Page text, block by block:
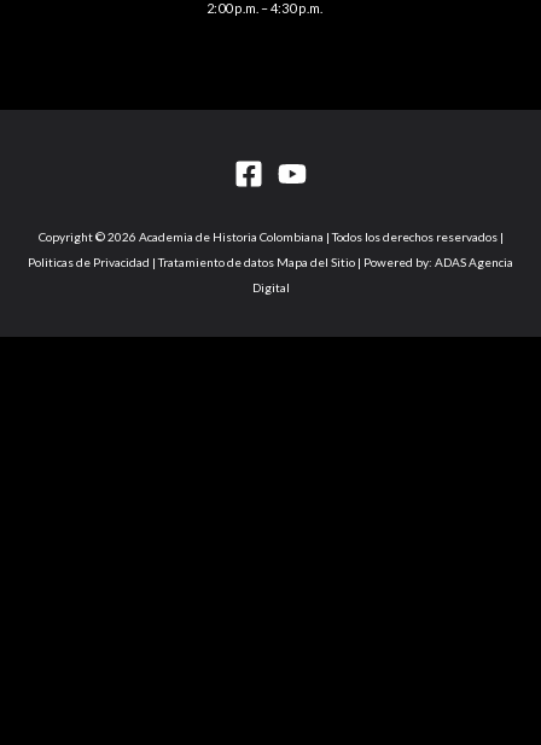
2:00 p.m. – 4:30 p.m.
Copyright © 2026 Academia de Historia Colombiana | Todos los derechos reservados |
Politicas de Privacidad | Tratamiento de datos Mapa del Sitio | Powered by: ADAS Agencia
Digital